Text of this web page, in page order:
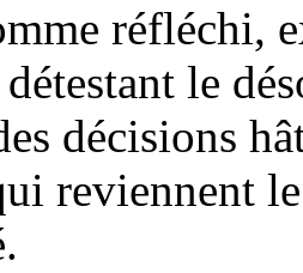
réfléchi,
le
décisions
reviennent